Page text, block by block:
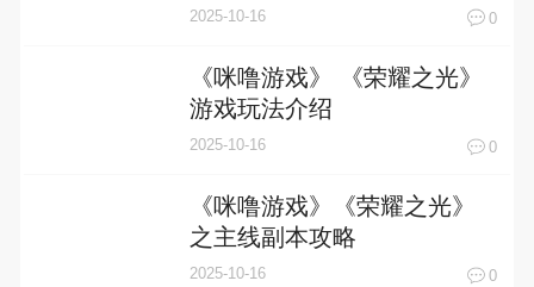
2025-10-16 0
《咪噜游戏》 《荣耀之光》
游戏玩法介绍
2025-10-16 0
《咪噜游戏》《荣耀之光》
之主线副本攻略
2025-10-16 0